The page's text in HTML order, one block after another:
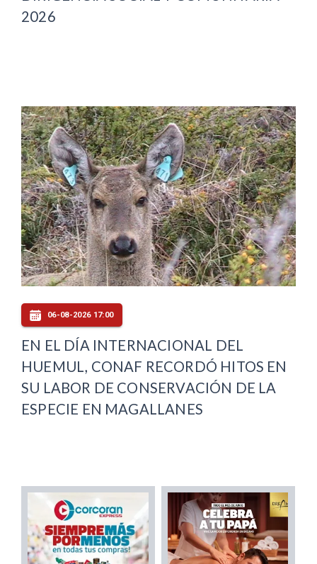
2026
06-08-2026 17:00
EN EL DÍA INTERNACIONAL DEL
HUEMUL, CONAF RECORDÓ HITOS EN
SU LABOR DE CONSERVACIÓN DE LA
ESPECIE EN MAGALLANES